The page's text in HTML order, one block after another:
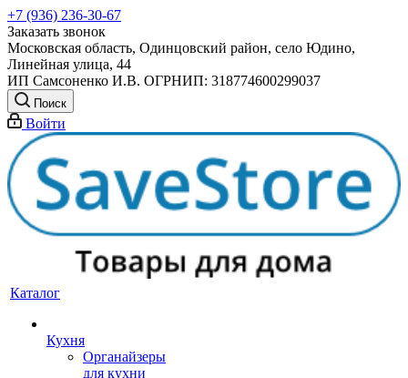
+7 (936) 236-30-67
Заказать звонок
Московская область, Одинцовский район, село Юдино,
Линейная улица, 44
ИП Самсоненко И.В. ОГРНИП: 318774600299037
Поиск
Войти
Каталог
Кухня
Органайзеры
для кухни